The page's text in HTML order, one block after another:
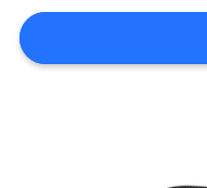
জন্য
আবেদন